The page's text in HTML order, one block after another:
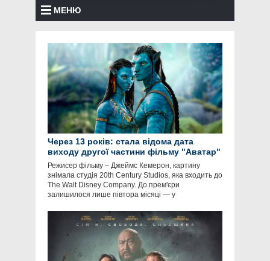
МЕНЮ
Через 13 років: стала відома дата
виходу другої частини фільму "Аватар"
Режисер фільму – Джеймс Кемерон, картину
знімала студія 20th Century Studios, яка входить до
The Walt Disney Company. До прем'єри
залишилося лише півтора місяці — у